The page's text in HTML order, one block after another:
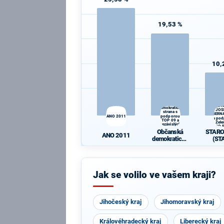
ANO 2011
ANO 2011
19,53 %
demokratická
strana s
podporou
TOP 09 a
nezávislých
starostů
Občanská
demokratická
09 a
starostů
a
PRO
a
PRO
Jak se volilo ve vašem kraji?
Jihočeský kraj Jihomoravský kraj
Královéhradecký kraj Liberecký kraj